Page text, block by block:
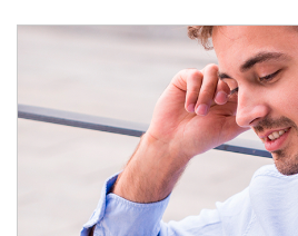
sectores defensivos en las bolsas
deuda pública. Las actas de la
la atención sobre la inflación,
expectativas de tipos de interés.